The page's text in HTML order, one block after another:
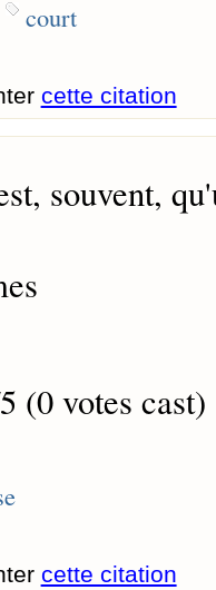
court
cette citation
souvent,
(0 votes cast)
cette citation